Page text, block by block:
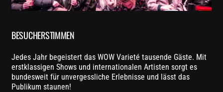
BESUCHERSTIMMEN
Jedes Jahr begeistert das WOW Varieté tausende Gäste. Mit
erstklassigen Shows und internationalen Artisten sorgt es
bundesweit für unvergessliche Erlebnisse und lässt das
Publikum staunen!